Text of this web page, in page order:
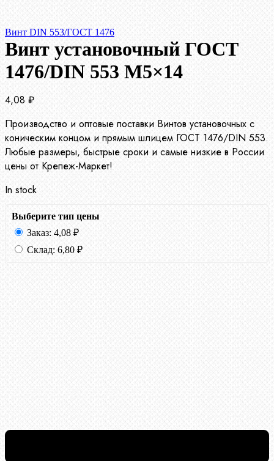
Винт DIN 553/ГОСТ 1476
Винт установочный ГОСТ
1476/DIN 553 М5×14
4,08 ₽
Производство и оптовые поставки Винтов установочных с
коническим концом и прямым шлицем ГОСТ 1476/DIN 553.
Любые размеры, быстрые сроки и самые низкие в России
цены от Крепеж-Маркет!
In stock
Выберите тип цены
Заказ: 4,08 ₽
Склад: 6,80 ₽